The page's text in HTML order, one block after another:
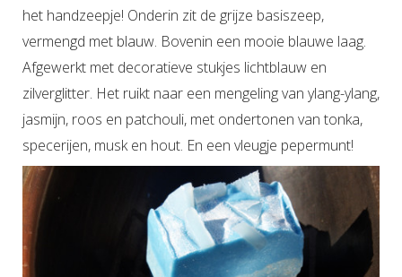
het handzeepje! Onderin zit de grijze basiszeep,
vermengd met blauw. Bovenin een mooie blauwe laag.
Afgewerkt met decoratieve stukjes lichtblauw en
zilverglitter. Het ruikt naar een mengeling van ylang-ylang,
jasmijn, roos en patchouli, met ondertonen van tonka,
specerijen, musk en hout. En een vleugje pepermunt!